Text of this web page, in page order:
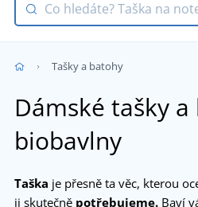
Tašky a batohy
Dámské tašky
biobavlny
Taška je přesně ta věc, kterou
ji skutečně potřebujeme. Baví